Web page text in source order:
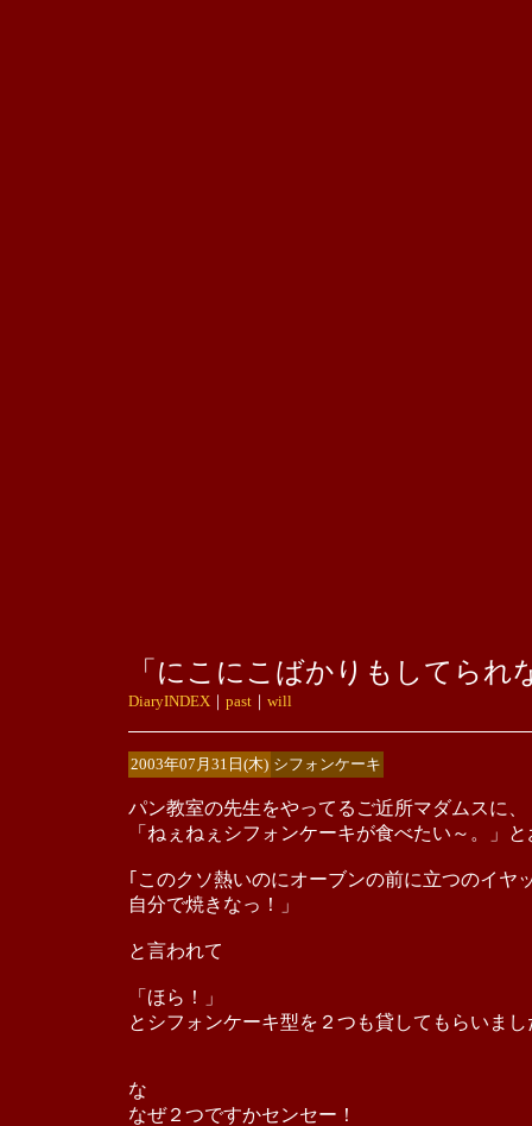
「にこにこばかりもしてられ
DiaryINDEX｜ past｜ will
2003年07月31日(木) シフォンケーキ
パン教室の先生をやってるご近所マダムスに、
「ねぇねぇシフォンケーキが食べたい～。」
｢このクソ熱いのにオーブンの前に立つのイヤ
自分で焼きなっ！」
と言われて
「ほら！」
とシフォンケーキ型を２つも貸してもらいまし
な
なぜ２つですかセンセー！